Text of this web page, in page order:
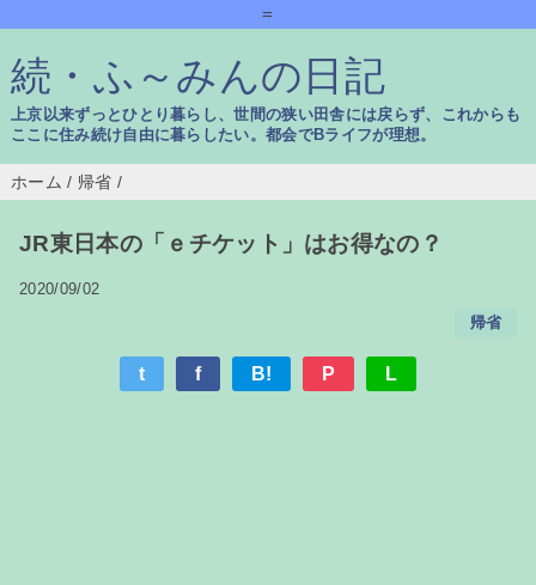
=
続・ふ～みんの日記
上京以来ずっとひとり暮らし、世間の狭い田舎には戻らず、これからも
ここに住み続け自由に暮らしたい。都会でBライフが理想。
ホーム / 帰省 /
JR東日本の「ｅチケット」はお得なの？
2020/09/02
帰省
t f B! P L